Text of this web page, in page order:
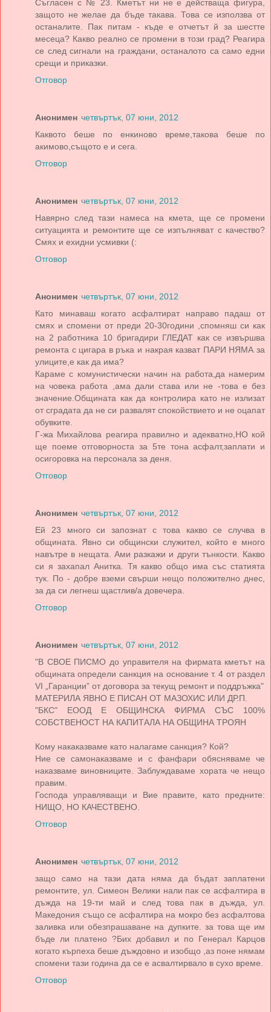
Съгласен с № 23. Кметът ни не е действаща фигура,
защото не желае да бъде такава. Това се използва от
останалите. Пак питам - къде е отчетът й за шестте
месеца? Какво реално се промени в този град? Реагира
се след сигнали на граждани, останалото са само едни
срещи и приказки.
Отговор
Анонимен четвъртък, 07 юни, 2012
Каквото беше по енкиново време,такова беше по
акимово,същото е и сега.
Отговор
Анонимен четвъртък, 07 юни, 2012
Навярно след тази намеса на кмета, ще се промени
ситуацията и ремонтите ще се изпълняват с качество?
Смях и ехидни усмивки (:
Отговор
Анонимен четвъртък, 07 юни, 2012
Като минаваш когато асфалтират направо падаш от
смях и спомени от преди 20-30години ,спомняш си как
на 2 работника 10 бригадири ГЛЕДАТ как се извършва
ремонта с цигара в ръка и накрая казват ПАРИ НЯМА за
улиците,е как да има?
Караме с комунистически начин на работа,да намерим
на човека работа ,ама дали става или не -това е без
значение.Общината как да контролира като не излизат
от сградата да не си развалят спокойствието и не оцапат
обувките.
Г-жа Михайлова реагира правилно и адекватно,НО кой
ще поеме отговорноста за 5те тона асфалт,заплати и
осигоровка на персонала за деня.
Отговор
Анонимен четвъртък, 07 юни, 2012
Ей 23 много си запознат с това какво се случва в
общината. Явно си общински служител, който е много
навътре в нещата. Ами разкажи и други тънкости. Какво
си я захапал Анитка. Тя какво общо има със статията
тук. По - добре вземи свърши нещо положително днес,
за да си легнеш щастлив/а довечера.
Отговор
Анонимен четвъртък, 07 юни, 2012
"В СВОЕ ПИСМО до управителя на фирмата кметът на
общината определи санкция на основание т. 4 от раздел
VІ „Гаранции” от договора за текущ ремонт и поддръжка"
МАТЕРИЛА ЯВНО Е ПИСАН ОТ МАЗОХИС ИЛИ ДР.П.
"БКС" ЕООД Е ОБЩИНСКА ФИРМА СЪС 100%
СОБСТВЕНОСТ НА КАПИТАЛА НА ОБЩИНА ТРОЯН
Кому накаказваме като налагаме санкция? Кой?
Ние се самонаказваме и с фанфари обясняваме че
наказваме виновниците. Заблуждаваме хората че нещо
правим.
Господа управляващи и Вие правите, като предните:
НИЩО, НО КАЧЕСТВЕНО.
Отговор
Анонимен четвъртък, 07 юни, 2012
защо само на тази дата няма да бъдат заплатени
ремонтите, ул. Симеон Велики нали пак се асфалтира в
дъжда на 19-ти май и след това пак в дъжда, ул.
Македония също се асфалтира на мокро без асфалтова
заливка или обезпрашаване на дупките. за това ще им
бъде ли платено ?Бих добавил и по Генерал Карцов
когато кърпеха беше дъждовно и изобщо ,аз поне нямам
спомени тази година да се е асвалтирвало в сухо време.
Отговор